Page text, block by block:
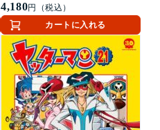
4,180円（税込）
カートに入れる